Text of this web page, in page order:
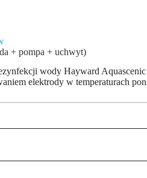
+ pompa + uchwyt)
wody Hayward
elektrody w temperaturach